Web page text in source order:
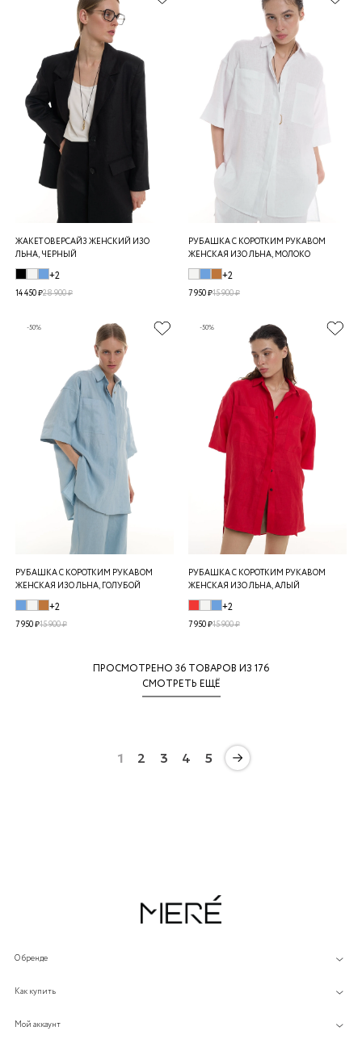
ЖАКЕТ ОВЕРСАЙЗ ЖЕНСКИЙ ИЗО
ЛЬНА, ЧЕРНЫЙ
+2
14 450 ₽28 900 ₽
РУБАШКА С КОРОТКИМ РУКАВОМ
ЖЕНСКАЯ ИЗО ЛЬНА, МОЛОКО
+2
7 950 ₽15 900 ₽
-50%
РУБАШКА С КОРОТКИМ РУКАВОМ
ЖЕНСКАЯ ИЗО ЛЬНА, ГОЛУБОЙ
+2
7 950 ₽15 900 ₽
-50%
РУБАШКА С КОРОТКИМ РУКАВОМ
ЖЕНСКАЯ ИЗО ЛЬНА, АЛЫЙ
+2
7 950 ₽15 900 ₽
ПРОСМОТРЕНО 36 ТОВАРОВ ИЗ 176
СМОТРЕТЬ ЕЩЁ
1 2 3 4 5
О бренде
Как купить
Мой аккаунт